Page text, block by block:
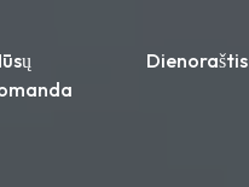
Dienoraštis